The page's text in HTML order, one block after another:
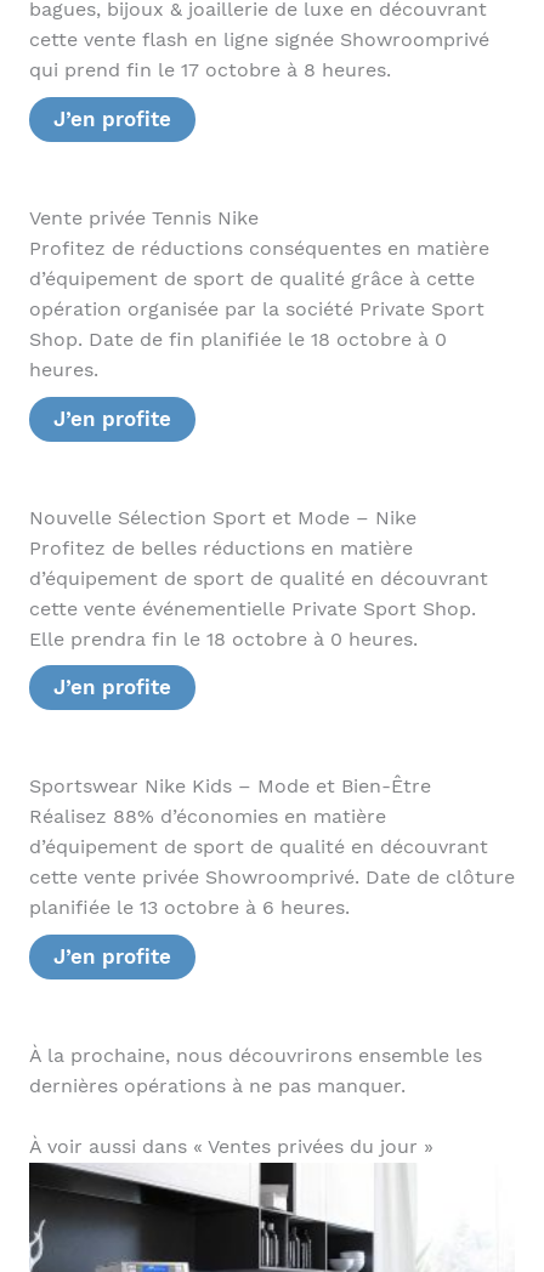
bagues, bijoux & joaillerie de luxe en découvrant
cette vente flash en ligne signée Showroomprivé
qui prend fin le 17 octobre à 8 heures.
J’en profite
Vente privée Tennis Nike
Profitez de réductions conséquentes en matière
d’équipement de sport de qualité grâce à cette
opération organisée par la société Private Sport
Shop. Date de fin planifiée le 18 octobre à 0
heures.
J’en profite
Nouvelle Sélection Sport et Mode – Nike
Profitez de belles réductions en matière
d’équipement de sport de qualité en découvrant
cette vente événementielle Private Sport Shop.
Elle prendra fin le 18 octobre à 0 heures.
J’en profite
Sportswear Nike Kids – Mode et Bien-Être
Réalisez 88% d’économies en matière
d’équipement de sport de qualité en découvrant
cette vente privée Showroomprivé. Date de clôture
planifiée le 13 octobre à 6 heures.
J’en profite
À la prochaine, nous découvrirons ensemble les
dernières opérations à ne pas manquer.
À voir aussi dans « Ventes privées du jour »